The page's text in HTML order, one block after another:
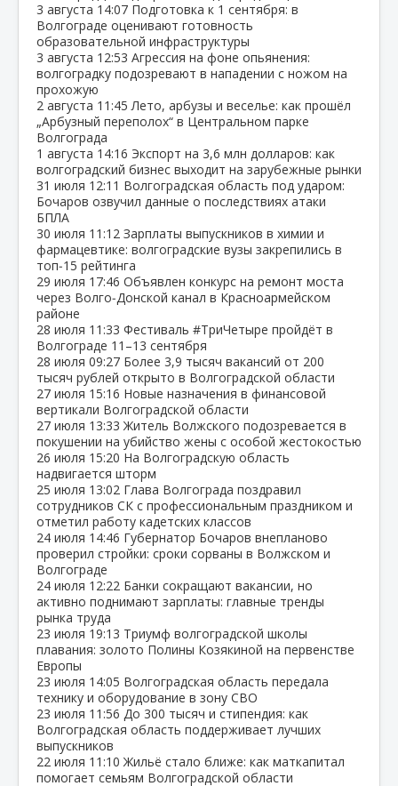
3 августа 14:07 Подготовка к 1 сентября: в
Волгограде оценивают готовность
образовательной инфраструктуры
3 августа 12:53 Агрессия на фоне опьянения:
волгоградку подозревают в нападении с ножом на
прохожую
2 августа 11:45 Лето, арбузы и веселье: как прошёл
„Арбузный переполох“ в Центральном парке
Волгограда
1 августа 14:16 Экспорт на 3,6 млн долларов: как
волгоградский бизнес выходит на зарубежные рынки
31 июля 12:11 Волгоградская область под ударом:
Бочаров озвучил данные о последствиях атаки
БПЛА
30 июля 11:12 Зарплаты выпускников в химии и
фармацевтике: волгоградские вузы закрепились в
топ‑15 рейтинга
29 июля 17:46 Объявлен конкурс на ремонт моста
через Волго‑Донской канал в Красноармейском
районе
28 июля 11:33 Фестиваль #ТриЧетыре пройдёт в
Волгограде 11–13 сентября
28 июля 09:27 Более 3,9 тысяч вакансий от 200
тысяч рублей открыто в Волгоградской области
27 июля 15:16 Новые назначения в финансовой
вертикали Волгоградской области
27 июля 13:33 Житель Волжского подозревается в
покушении на убийство жены с особой жестокостью
26 июля 15:20 На Волгоградскую область
надвигается шторм
25 июля 13:02 Глава Волгограда поздравил
сотрудников СК с профессиональным праздником и
отметил работу кадетских классов
24 июля 14:46 Губернатор Бочаров внепланово
проверил стройки: сроки сорваны в Волжском и
Волгограде
24 июля 12:22 Банки сокращают вакансии, но
активно поднимают зарплаты: главные тренды
рынка труда
23 июля 19:13 Триумф волгоградской школы
плавания: золото Полины Козякиной на первенстве
Европы
23 июля 14:05 Волгоградская область передала
технику и оборудование в зону СВО
23 июля 11:56 До 300 тысяч и стипендия: как
Волгоградская область поддерживает лучших
выпускников
22 июля 11:10 Жильё стало ближе: как маткапитал
помогает семьям Волгоградской области